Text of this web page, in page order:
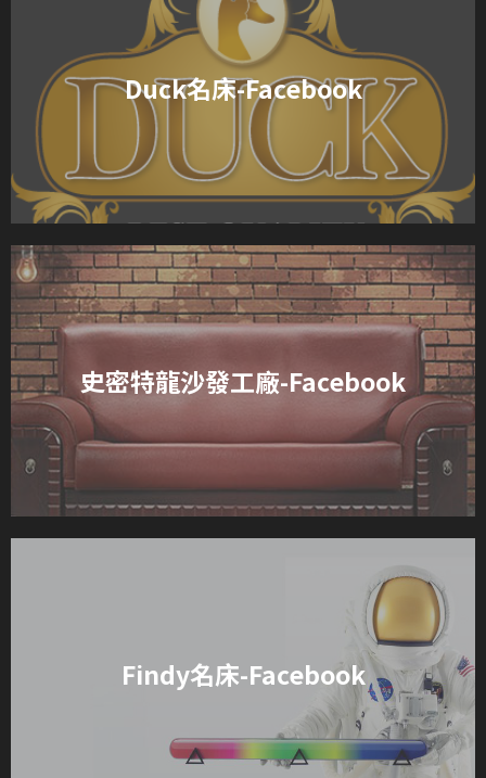
Duck名床-Facebook
史密特龍沙發工廠-Facebook
Findy名床-Facebook